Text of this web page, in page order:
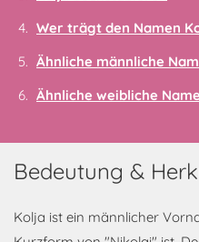
Wer trägt den Namen
Ähnliche männliche
Ähnliche weibliche
Bedeutung &
Kolja ist ein männlicher